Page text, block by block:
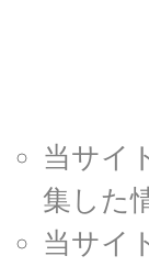
当サイ
集した
当サイ